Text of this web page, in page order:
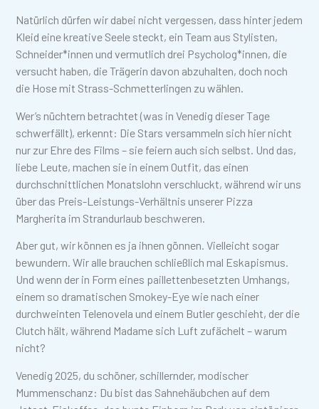
Natürlich dürfen wir dabei nicht vergessen, dass hinter jedem
Kleid eine kreative Seele steckt, ein Team aus Stylisten,
Schneider*innen und vermutlich drei Psycholog*innen, die
versucht haben, die Trägerin davon abzuhalten, doch noch
die Hose mit Strass-Schmetterlingen zu wählen.
Wer’s nüchtern betrachtet (was in Venedig dieser Tage
schwerfällt), erkennt: Die Stars versammeln sich hier nicht
nur zur Ehre des Films – sie feiern auch sich selbst. Und das,
liebe Leute, machen sie in einem Outfit, das einen
durchschnittlichen Monatslohn verschluckt, während wir uns
über das Preis-Leistungs-Verhältnis unserer Pizza
Margherita im Strandurlaub beschweren.
Aber gut, wir können es ja ihnen gönnen. Vielleicht sogar
bewundern. Wir alle brauchen schließlich mal Eskapismus.
Und wenn der in Form eines paillettenbesetzten Umhangs,
einem so dramatischen Smokey-Eye wie nach einer
durchweinten Telenovela und einem Butler geschieht, der die
Clutch hält, während Madame sich Luft zufächelt – warum
nicht?
Venedig 2025, du schöner, schillernder, modischer
Mummenschanz: Du bist das Sahnehäubchen auf dem